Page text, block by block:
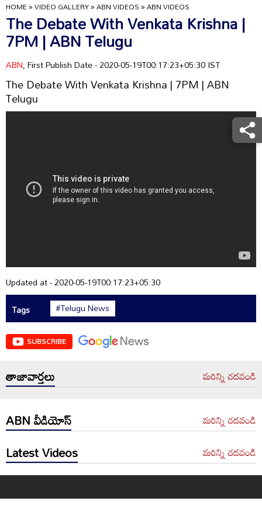
HOME»VIDEO GALLERY»ABN VIDEOS»ABN VIDEOS
The Debate With Venkata Krishna |
7PM | ABN Telugu
ABN, First Publish Date - 2020-05-19T00:17:23+05:30 IST
The Debate With Venkata Krishna | 7PM | ABN
Telugu
Updated at - 2020-05-19T00:17:23+05:30
Tags
#Telugu News
SUBSCRIBE
తాజావార్తలు మరిన్ని చదవండి
ABN వీడియోస్ మరిన్ని చదవండి
Latest Videos మరిన్ని చదవండి